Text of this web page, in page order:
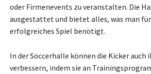
oder Firmenevents zu veranstalten. Die
ausgestattet und bietet alles, was man
erfolgreiches Spiel benötigt.
In der Soccerhalle können die Kicker auch
verbessern, indem sie an